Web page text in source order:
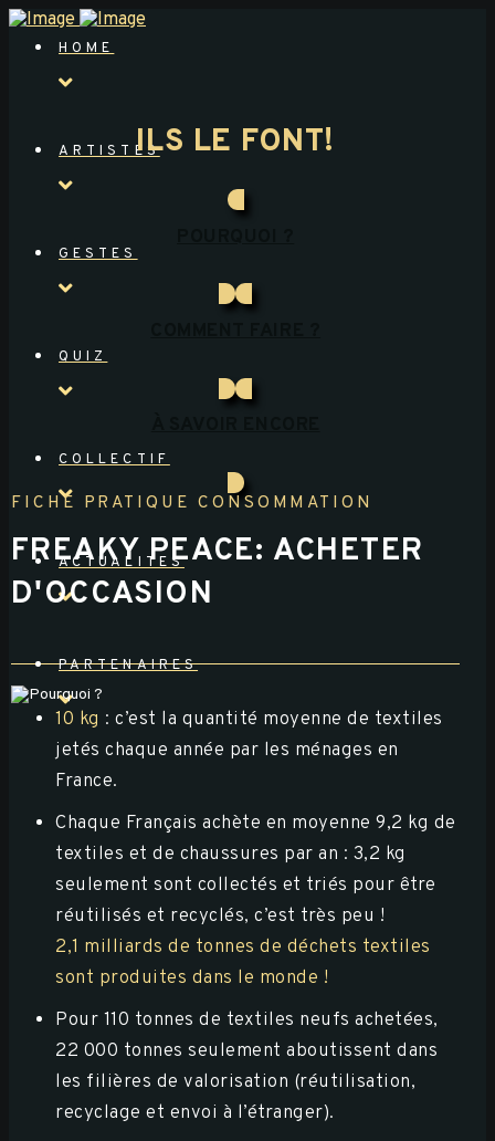
HOME
ARTISTES
GESTES
QUIZ
COLLECTIF
ACTUALITES
PARTENAIRES
ILS LE FONT!
FICHE PRATIQUE CONSOMMATION
FREAKY PEACE: ACHETER
D'OCCASION
10 kg : c’est la quantité moyenne de textiles
jetés chaque année par les ménages en
France.
Chaque Français achète en moyenne 9,2 kg de
textiles et de chaussures par an : 3,2 kg
seulement sont collectés et triés pour être
réutilisés et recyclés, c’est très peu !
2,1 milliards de tonnes de déchets textiles
sont produites dans le monde !
Pour 110 tonnes de textiles neufs achetées,
22 000 tonnes seulement aboutissent dans
les filières de valorisation (réutilisation,
recyclage et envoi à l’étranger).